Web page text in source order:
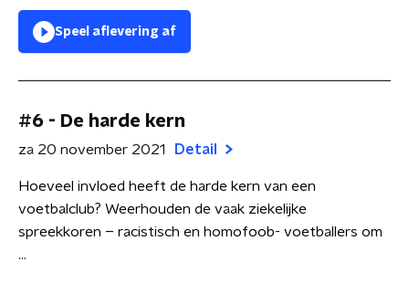
Speel aflevering af
#6 - De harde kern
za 20 november 2021 Detail
Hoeveel invloed heeft de harde kern van een
voetbalclub? Weerhouden de vaak ziekelijke
spreekkoren – racistisch en homofoob- voetballers om
...